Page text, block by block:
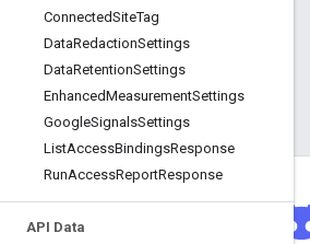
ConnectedSiteTag
DataRedactionSettings
DataRetentionSettings
EnhancedMeasurementSettings
GoogleSignalsSettings
ListAccessBindingsResponse
RunAccessReportResponse
API Data